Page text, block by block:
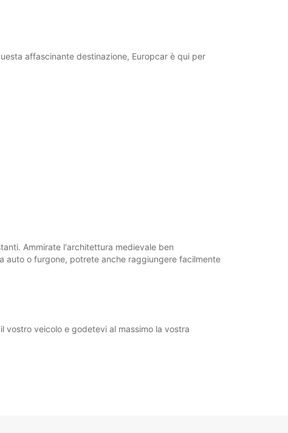
affascinante destinazione, Europcar è qui per
Ammirate l'architettura medievale ben
auto o furgone, potrete anche raggiungere facilmente
vostro veicolo e godetevi al massimo la vostra